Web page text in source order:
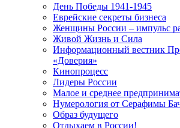
День Победы 1941-1945
Еврейские секреты бизнеса
Женщины России – импульс
Живой Жизнь и Сила
Информационный вестник
«Доверия»
Кинопроцесс
Лидеры России
Малое и среднее
Нумерология от Серафимы
Образ будущего
Отдыхаем в России!